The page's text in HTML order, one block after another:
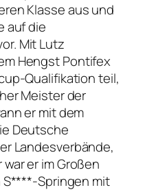
Klasse aus und
auf die
Mit Lutz
Hengst Pontifex
Qualifikation teil,
Meister der
er mit dem
Deutsche
Landesverbände,
er im Großen
S****-Springen mit